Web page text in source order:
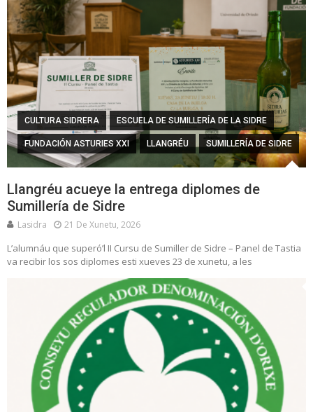
CULTURA SIDRERA ESCUELA DE SUMILLERÍA DE LA SIDRE
FUNDACIÓN ASTURIES XXI LLANGRÉU SUMILLERÍA DE SIDRE
Llangréu acueye la entrega diplomes de
Sumillería de Sidre
Lasidra 21 De Xunetu, 2026
L’alumnáu que superó’l II Cursu de Sumiller de Sidre – Panel de Tastia
va recibir los sos diplomes esti xueves 23 de xunetu, a les